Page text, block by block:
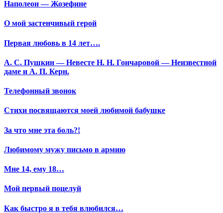
Наполеон — Жозефине
О мой застенчивый герой
Первая любовь в 14 лет….
А. С. Пушкин — Невесте Н. Н. Гончаровой — Неизвестной
даме и А. П. Керн.
Телефонный звонок
Стихи посвящаются моей любимой бабушке
За что мне эта боль?!
Любимому мужу письмо в армию
Мне 14, ему 18…
Мой первый поцелуй
Как быстро я в тебя влюбился…